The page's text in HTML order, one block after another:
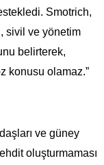
Smotrich,
sivil ve yönetim
belirterek,
konusu olamaz.”
ve güney
oluşturmaması